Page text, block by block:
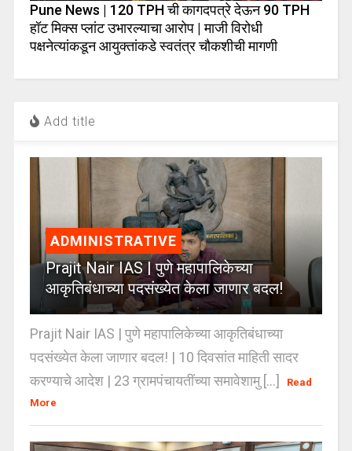
Pune News | 120 TPH ची कागदपत्रे देऊन 90 TPH
हॉट मिक्स प्लांट उभारल्याचा आरोप | माजी विरोधी
पक्षनेत्यांकडून आयुक्तांकडे स्वतंत्र चौकशीची मागणी
Add title
ADMINISTRATIVE
Prajit Nair IAS | पुणे महापालिकेच्या
आकृतिबंधाच्या पदसंख्येत केला जाणार बदल!
Prajit Nair IAS | पुणे महापालिकेच्या आकृतिबंधाच्या
पदसंख्येत केला जाणार बदल! | 10 दिवसांत माहिती सादर
करण्याचे आदेश | 23 ग्रामपंचायतींच्या समावेशामु [...]
Read
More